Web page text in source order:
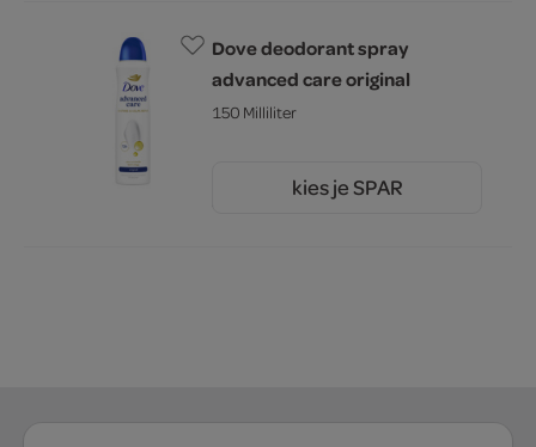
Dove deodorant spray
advanced care original
150 Milliliter
kies je SPAR